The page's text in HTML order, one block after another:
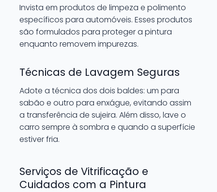
Invista em produtos de limpeza e polimento
específicos para automóveis. Esses produtos
são formulados para proteger a pintura
enquanto removem impurezas.
Técnicas de Lavagem Seguras
Adote a técnica dos dois baldes: um para
sabão e outro para enxágue, evitando assim
a transferência de sujeira. Além disso, lave o
carro sempre à sombra e quando a superfície
estiver fria.
Serviços de Vitrificação e
Cuidados com a Pintura